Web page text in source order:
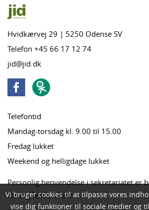
Hvidkærvej 29 | 5250 Odense SV
Telefon +45 66 17 12 74
jid@jid.dk
Telefontid
Mandag-torsdag kl. 9.00 til 15.00
Fredag lukket
Weekend og helligdage lukket
Personlig henvendelse i sekretariatet er
forudgående aftale.
Vi bruger cookies til at tilpasse vores
vise dig funktioner til sociale medier og